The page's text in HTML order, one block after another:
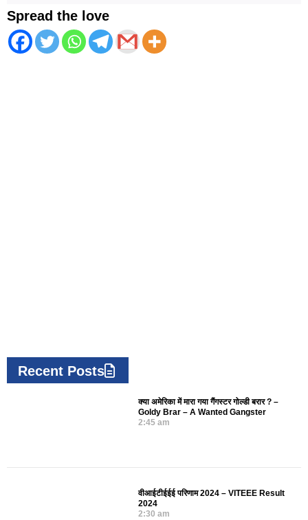
Spread the love
Recent Posts
क्या अमेरिका में मारा गया गैंगस्टर गोल्डी बरार ? –
Goldy Brar – A Wanted Gangster
2:45 am
वीआईटीईईई परिणाम 2024 – VITEEE Result
2024
2:30 am